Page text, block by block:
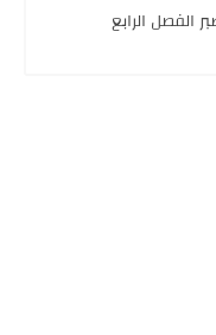
الفصل الرابع